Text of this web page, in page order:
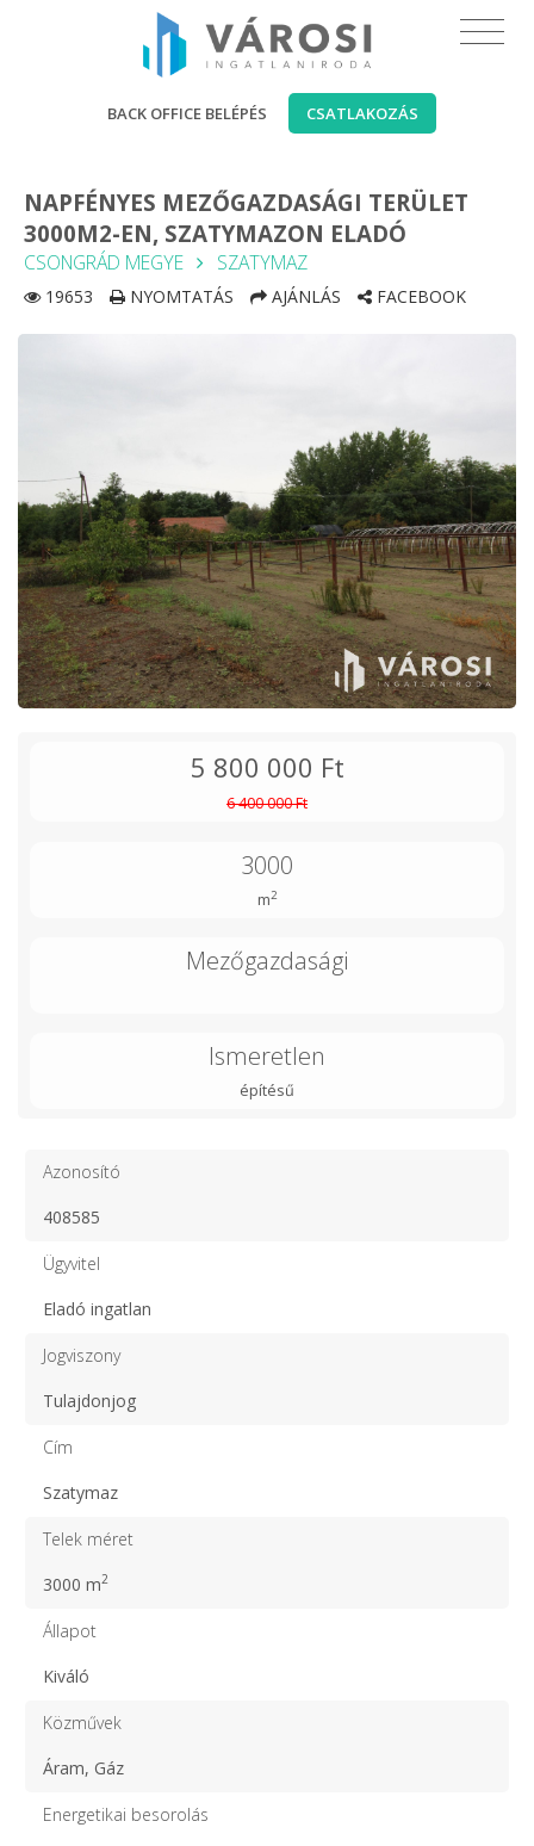
BACK OFFICE BELÉPÉS CSATLAKOZÁS
NAPFÉNYES MEZŐGAZDASÁGI TERÜLET
3000M2-EN, SZATYMAZON ELADÓ
CSONGRÁD MEGYE SZATYMAZ
19653 NYOMTATÁS AJÁNLÁS FACEBOOK
5 800 000 Ft
6 400 000 Ft
3000
m2
Mezőgazdasági
Ismeretlen
építésű
Azonosító
408585
Ügyvitel
Eladó ingatlan
Jogviszony
Tulajdonjog
Cím
Szatymaz
Telek méret
3000 m2
Állapot
Kiváló
Közművek
Áram, Gáz
Energetikai besorolás